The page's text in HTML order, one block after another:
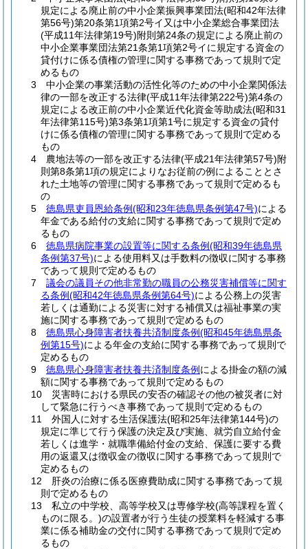
規定による廃止前の中小企業振興事業団法(昭和42年法律
第56号)第20条第1項第2号イ又は中小企業総合事業団法
(平成11年法律第19号)附則第24条の規定による廃止前の
中小企業事業団法第21条第1項第2号イに規定する資金の
貸付けに係る債権の管理に関する事務であって規則で定
めるもの
3 中小企業の事業活動の活性化等のための中小企業関係法
律の一部を改正する法律(平成11年法律第222号)第4条の
規定による改正前の中小企業近代化資金等助成法(昭和31
年法律第115号)第3条第1項第1号に規定する資金の貸付
けに係る債権の管理に関する事務であって規則で定める
もの
4 農地法等の一部を改正する法律(平成21年法律第57号)附
則第8条第1項の規定によりなお従前の例によることとさ
れた土地等の管理に関する事務であって規則で定めるも
の
5 徳島県吏員恩給条例(昭和23年徳島県条例第47号)による
年金である給付の支給に関する事務であって規則で定め
るもの
6 徳島県病院事業の設置等に関する条例(昭和39年徳島県
条例第37号)による使用料又は手数料の徴収に関する事務
であって規則で定めるもの
7 議会の議員その他非常勤の職員の公務災害補償等に関す
る条例(昭和42年徳島県条例第64号)による公務上の災害
若しくは通勤による災害に対する補償又は福祉事業の実
施に関する事務であって規則で定めるもの
8 徳島県心身障害者扶養共済制度条例(昭和45年徳島県条
例第15号)による年金の支給に関する事務であって規則で
定めるもの
9 徳島県心身障害者扶養共済制度条例 による掛金の額の減
額に関する事務であって規則で定めるもの
10 災害時における県民の安否の確認その他の被災者に対
して緊急に行うべき事務であって規則で定めるもの
11 外国人に対する生活保護法(昭和25年法律第144号)の
規定に準じて行う保護の決定及び実施、就労自立給付金
若しくは進学・就職準備給付金の支給、保護に要する費
用の返還又は徴収金の徴収に関する事務であって規則で
定めるもの
12 肝炎の治療に係る医療費助成に関する事務であって規
則で定めるもの
13 私立の中学校、高等学校又は専修学校(高等課程を置く
ものに限る。)の設置者が行う生徒の授業料を軽減する事
業に係る補助金の交付に関する事務であって規則で定め
るもの